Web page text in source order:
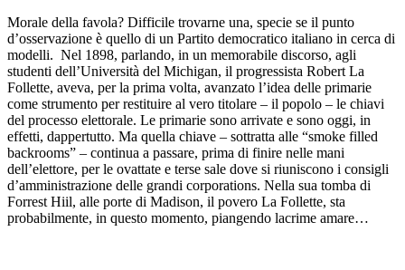
Morale della favola? Difficile trovarne una, specie se il punto
d’osservazione è quello di un Partito democratico italiano in cerca di
modelli. Nel 1898, parlando, in un memorabile discorso, agli
studenti dell’Università del Michigan, il progressista Robert La
Follette, aveva, per la prima volta, avanzato l’idea delle primarie
come strumento per restituire al vero titolare – il popolo – le chiavi
del processo elettorale. Le primarie sono arrivate e sono oggi, in
effetti, dappertutto. Ma quella chiave – sottratta alle “smoke filled
backrooms” – continua a passare, prima di finire nelle mani
dell’elettore, per le ovattate e terse sale dove si riuniscono i consigli
d’amministrazione delle grandi corporations. Nella sua tomba di
Forrest Hiil, alle porte di Madison, il povero La Follette, sta
probabilmente, in questo momento, piangendo lacrime amare…